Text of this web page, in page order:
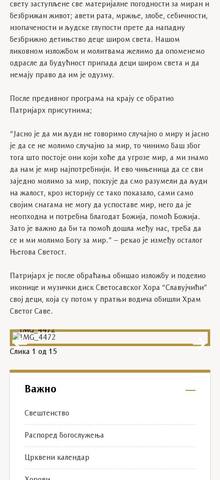
свету заступљене све материјалне погодности за миран и
безбрижан живот; авети рата, мржње, злобе, себичности,
изопачености и људске глупости прете да нападну
безбрижно детињство деце широм света. Нашом
ликовном изложбом и молитвама желимо да опоменемо
одрасле да будућност припада деци широм света и да
немају право да им је одузму.
После предивног програма на крају се обратио
Патријарх присутнима;
“Јасно је да ми људи не говоримо случајно о миру и јасно
је да се не молимо случајно за мир, то чинимо баш због
тога што постоје они који хоће да угрозе мир, а ми знамо
да нам је мир најпотребнији. И ево чињеница да се сви
заједно молимо за мир, покзује да смо разумели да људи
на жалост, кроз историју се тако показало, сами само
својим снагама не могу да успоставе мир, него да је
неопходна и потребна благодат Божија, помоћ Божија.
Зато је важно да би та помоћ дошла међу нас, треба да
се и ми молимо Богу за мир.” – рекао је између осталог
Његова Светост.
Патријарх је после обраћања обишао изложбу и поделио
иконице и музички диск Светосавског Хора “Славујчићи”
свој деци, која су потом у пратњи водича обишли Храм
Светог Саве.
IMG_4472
Слика 1 од 15
Важно
Свештенство
Распоред богослужења
Црквени календар